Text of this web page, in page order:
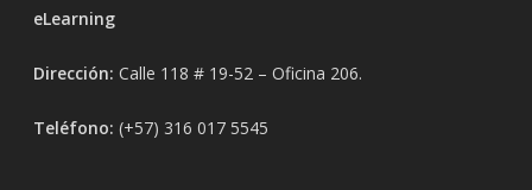
eLearning
Dirección: Calle 118 # 19-52 – Oficina 206.
Teléfono: (+57) 316 017 5545